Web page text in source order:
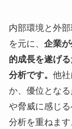
内部環境と外
を元に、 企業
的成長を遂げ
分析です。 他
か、優位とな
や脅威に感じ
分析を重ねます